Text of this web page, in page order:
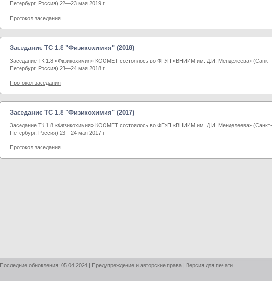
Петербург, Россия) 22―23 мая 2019 г.
Протокол заседания
Заседание TC 1.8 "Физикохимия" (2018)
Заседание ТК 1.8 «Физикохимия» КООМЕТ состоялось во ФГУП «ВНИИМ им. Д.И. Менделеева» (Санкт-
Петербург, Россия) 23―24 мая 2018 г.
Протокол заседания
Заседание TC 1.8 "Физикохимия" (2017)
Заседание ТК 1.8 «Физикохимия» КООМЕТ состоялось во ФГУП «ВНИИМ им. Д.И. Менделеева» (Санкт-
Петербург, Россия) 23―24 мая 2017 г.
Протокол заседания
Последние обновления: 05.04.2024 | Предупреждение и авторские права | Версия для печати